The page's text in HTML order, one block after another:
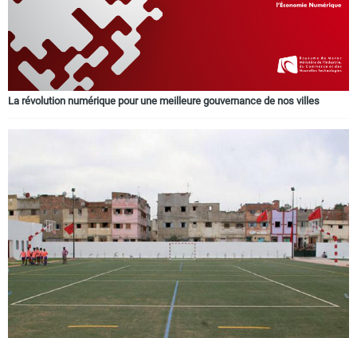
La révolution numérique pour une meilleure gouvernance de nos villes